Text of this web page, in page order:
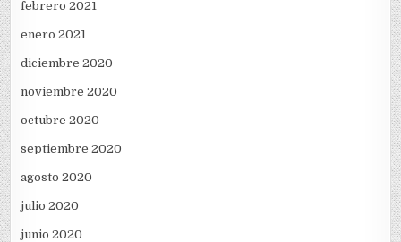
febrero 2021
enero 2021
diciembre 2020
noviembre 2020
octubre 2020
septiembre 2020
agosto 2020
julio 2020
junio 2020